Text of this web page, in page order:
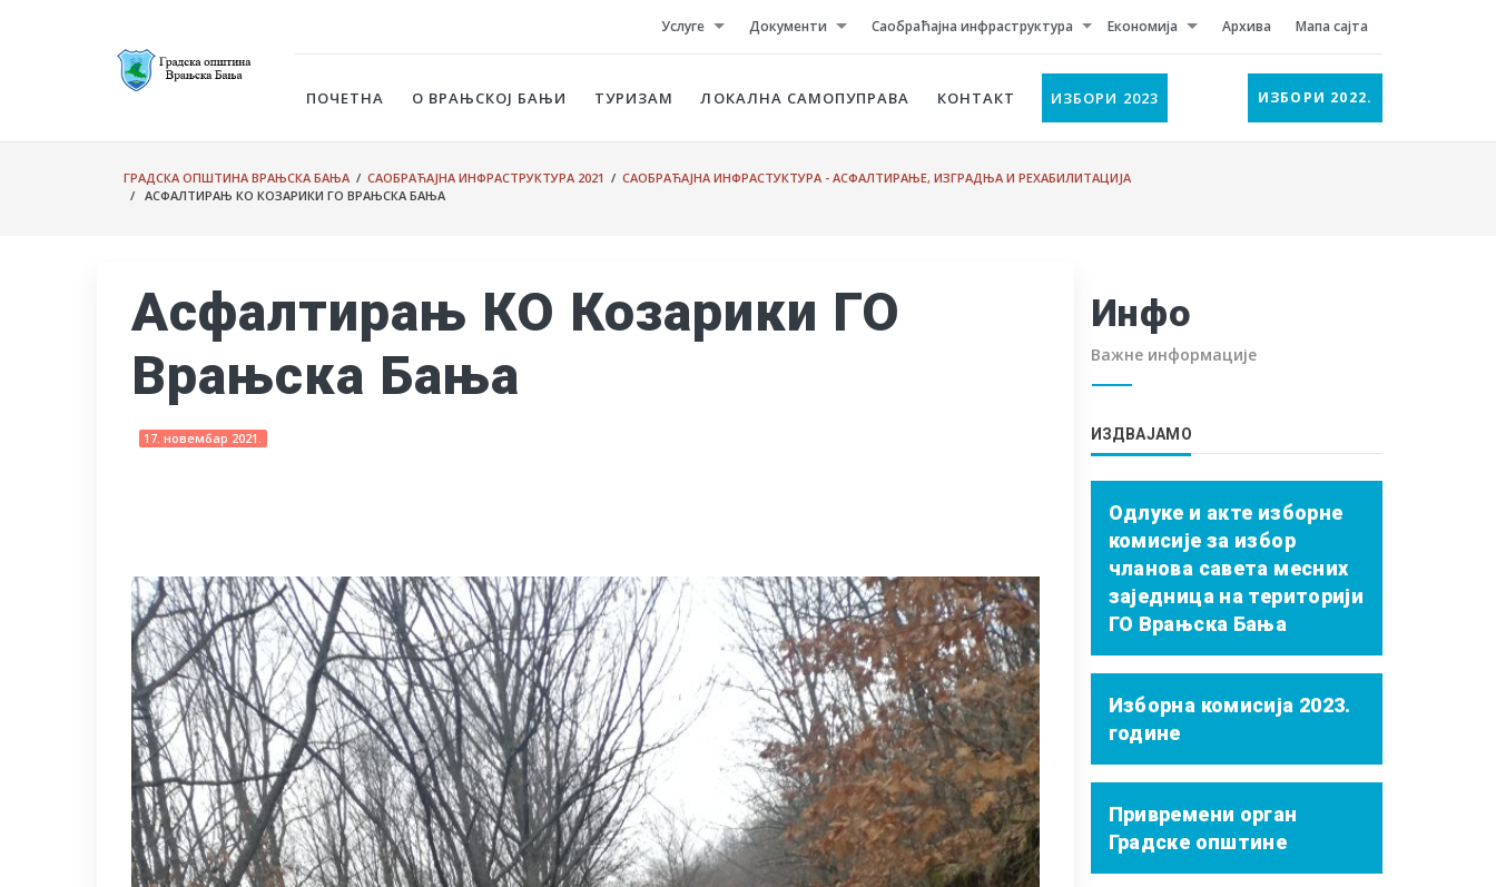
Услуге Документи Саобраћајна инфраструктура Економија Архива Мапа сајта
ПОЧЕТНА О ВРАЊСКОЈ БАЊИ ТУРИЗАМ ЛОКАЛНА САМОПУПРАВА КОНТАКТ ИЗБОРИ 2023 ИЗБОРИ 2022.
ГРАДСКА ОПШТИНА ВРАЊСКА БАЊА / САОБРАЋАЈНА ИНФРАСТРУКТУРА 2021 / САОБРАЋАЈНА ИНФРАСТУКТУРА - АСФАЛТИРАЊЕ, ИЗГРАДЊА И РЕХАБИЛИТАЦИЈА
/ АСФАЛТИРАЊ КО КОЗАРИКИ ГО ВРАЊСКА БАЊА
Асфалтирањ КО Козарики ГО
Врањска Бања
17. новембар 2021.
Инфо
Важне информације
ИЗДВАЈАМО
Одлуке и акте изборне
комисије за избор
чланова савета месних
заједница на територији
ГО Врањска Бања
Изборна комисија 2023.
године
Привремени орган
Градске општине